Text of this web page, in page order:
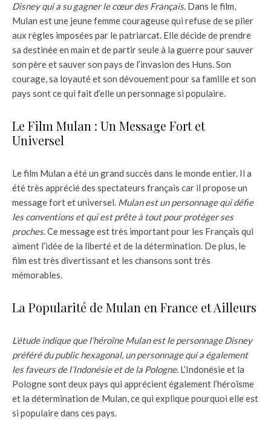
Disney qui a su gagner le cœur des Français. Dans le film,
Mulan est une jeune femme courageuse qui refuse de se plier
aux règles imposées par le patriarcat. Elle décide de prendre
sa destinée en main et de partir seule à la guerre pour sauver
son père et sauver son pays de l’invasion des Huns. Son
courage, sa loyauté et son dévouement pour sa famille et son
pays sont ce qui fait d’elle un personnage si populaire.
Le Film Mulan : Un Message Fort et
Universel
Le film Mulan a été un grand succès dans le monde entier. Il a
été très apprécié des spectateurs français car il propose un
message fort et universel. Mulan est un personnage qui défie
les conventions et qui est prête à tout pour protéger ses
proches.Ce message est très important pour les Français qui
aiment l’idée de la liberté et de la détermination. De plus, le
film est très divertissant et les chansons sont très
mémorables.
La Popularité de Mulan en France et Ailleurs
L’étude indique que l’héroïne Mulan est le personnage Disney
préféré du public hexagonal, un personnage qui a également
les faveurs de l’Indonésie et de la Pologne. L’Indonésie et la
Pologne sont deux pays qui apprécient également l’héroïsme
et la détermination de Mulan, ce qui explique pourquoi elle est
si populaire dans ces pays.